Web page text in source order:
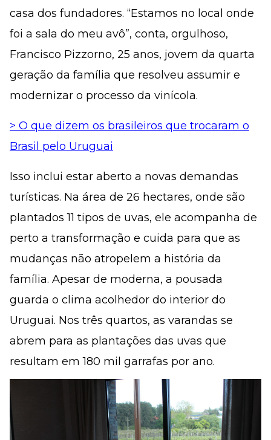
casa dos fundadores. “Estamos no local onde
foi a sala do meu avô”, conta, orgulhoso,
Francisco Pizzorno, 25 anos, jovem da quarta
geração da família que resolveu assumir e
modernizar o processo da vinícola.
> O que dizem os brasileiros que trocaram o
Brasil pelo Uruguai
Isso inclui estar aberto a novas demandas
turísticas. Na área de 26 hectares, onde são
plantados 11 tipos de uvas, ele acompanha de
perto a transformação e cuida para que as
mudanças não atropelem a história da
família. Apesar de moderna, a pousada
guarda o clima acolhedor do interior do
Uruguai. Nos três quartos, as varandas se
abrem para as plantações das uvas que
resultam em 180 mil garrafas por ano.